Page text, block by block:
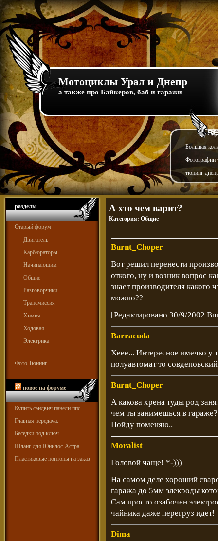
Мотоциклы Урал и Днепр
а также про Байкеров, баб и гаражи
Большая
Фотографии
тюнинг
разделы
Старый форум
Двигатель
Карбюраторы
Начинающим
Общие
Разговорчики
Трансмиссия
Химия
Ходовая
Электрика
Фото Тюнинг
новое на форуме
Купить сэндвич панели ппс
Главная передача.
Беседки под ключ
Шланг для Юнилос-Астра
Пластиковые понтоны на заказ
А хто чем варит?
Категория: Общие
Burnt_Choper
Вот решил перенести
откого, ну и возник вопрос
знает производителя
можно??
[Редактировано 30/9/2002
Barracuda
Хеее... Интересное имечко у
полуавтомат то
Burnt_Choper
А какова хрена туды род
чем ты занимешься в
Пойду поменяю..
Moralist
Головой чаще! *-)))
На самом деле хороший
гаража до 5мм элекроды
Сам просто озабочен
чайника даже перегруз идет!
Dima